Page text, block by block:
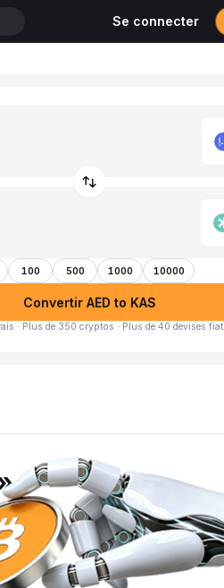
Se connecter
100 500 1000 10000
Convertir AED to KAS
· Plus de 350 cryptos · Plus de 40 devises fiat
du